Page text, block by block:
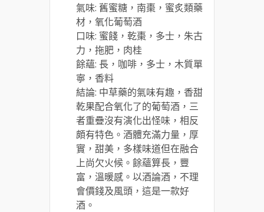
氣味: 舊蜜糖，南棗，蜜炙類藥
材，氧化葡萄酒
口味: 蜜餞，乾棗，多士，朱古
力，拖肥，肉桂
餘蘊: 長，咖啡，多士，木質單
寧，香料
結論: 中草藥的氣味有趣，香甜
乾果配合氧化了的葡萄酒，三
者重疊沒有演化出怪味，相反
頗有特色。酒體充滿力量，厚
實，甜美，多樣味道但在融合
上尚欠火候。餘蘊算長，豐
富，溫暖感。以酒論酒，不理
會價錢及風頭，這是一款好
酒。